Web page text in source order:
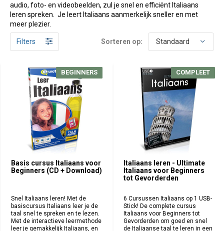
audio, foto- en videobeelden, zul je snel en efficiënt Italiaans
leren spreken. Je leert Italiaans aanmerkelijk sneller en met
meer plezier.
Filters Sorteren op:
Basis cursus Italiaans voor
Beginners (CD + Download)
Snel Italiaans leren! Met de
basiscursus Italiaans leer je de
taal snel te spreken en te lezen.
Met de interactieve leermethode
leer je gemakkelijk Italiaans, en
BEGINNERS
BEGINNERS
Italiaans leren - Ultimate
Italiaans voor Beginners
tot Gevorderden
6 Cursussen Italiaans op 1 USB-
Stick! De complete cursus
Italiaans voor Beginners tot
Gevorderden om goed en snel
de Italiaanse taal te leren in een
COMPLEET
COMPLEET